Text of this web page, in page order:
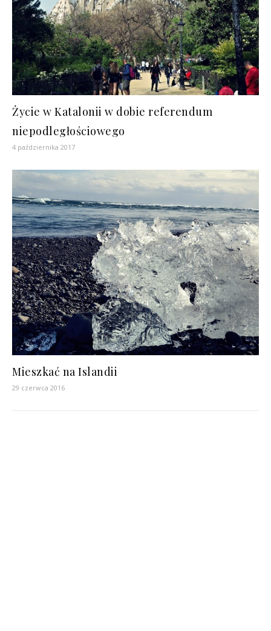
Życie w Katalonii w dobie referendum
niepodległościowego
4 października 2017
Mieszkać na Islandii
29 czerwca 2016